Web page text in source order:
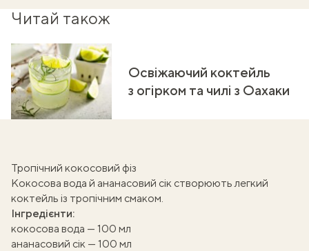
Читай також
Освіжаючий коктейль
з огірком та чилі з Оахаки
Тропічний кокосовий фіз
Кокосова вода й ананасовий сік створюють легкий
коктейль із тропічним смаком.
Інгредієнти:
кокосова вода — 100 мл
ананасовий сік — 100 мл